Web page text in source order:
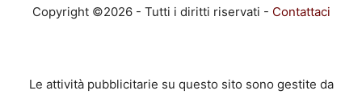
Copyright ©2026 - Tutti i diritti riservati - Contattaci
Le attività pubblicitarie su questo sito sono gestite da